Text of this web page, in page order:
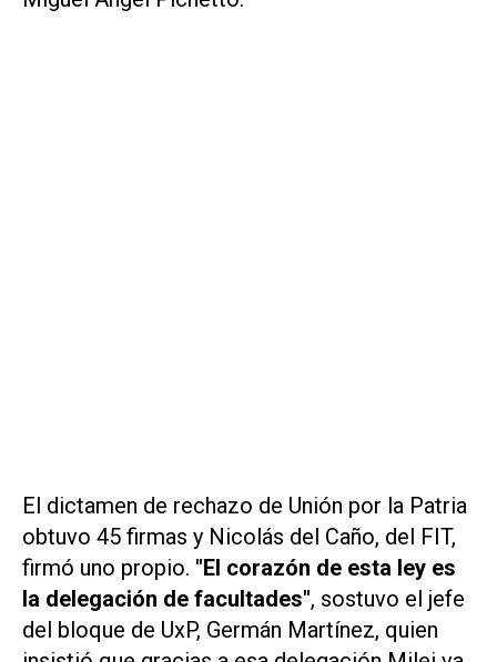
El dictamen de rechazo de Unión por la Patria
obtuvo 45 firmas y Nicolás del Caño, del FIT,
firmó uno propio. "El corazón de esta ley es
la delegación de facultades", sostuvo el jefe
del bloque de UxP, Germán Martínez, quien